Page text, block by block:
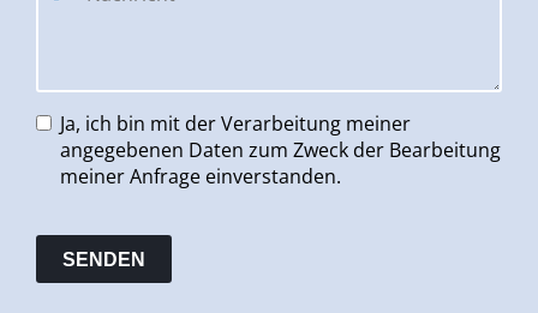
Ja, ich bin mit der Verarbeitung meiner
angegebenen Daten zum Zweck der Bearbeitung
meiner Anfrage einverstanden.